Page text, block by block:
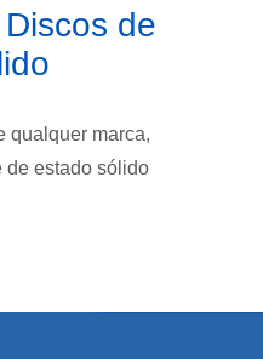
de
qualquer marca,
de estado sólido